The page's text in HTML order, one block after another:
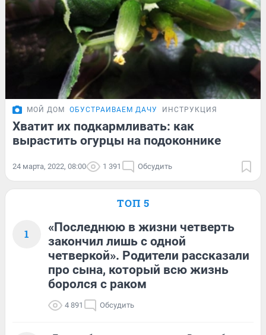
МОЙ ДОМ ОБУСТРАИВАЕМ ДАЧУ ИНСТРУКЦИЯ
Хватит их подкармливать: как
вырастить огурцы на подоконнике
24 марта, 2022, 08:00 1 391 Обсудить
ТОП 5
1
«Последнюю в жизни четверть
закончил лишь с одной
четверкой». Родители рассказали
про сына, который всю жизнь
боролся с раком
4 891 Обсудить